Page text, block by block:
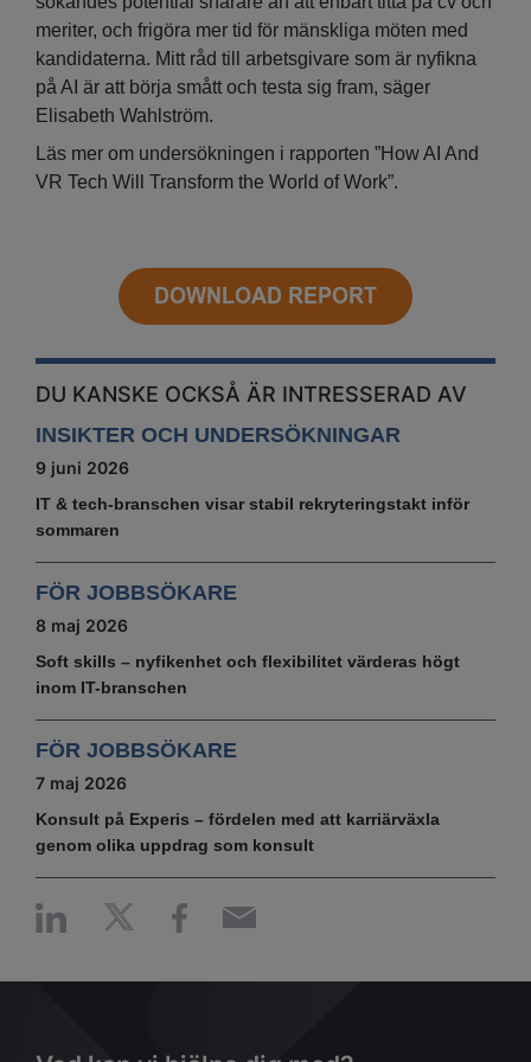
meriter, och frigöra mer tid för mänskliga möten med
kandidaterna. Mitt råd till arbetsgivare som är nyfikna
på AI är att börja smått och testa sig fram, säger
Elisabeth Wahlström.
Läs mer om undersökningen i rapporten ”How AI And
VR Tech Will Transform the World of Work”.
DU KANSKE OCKSÅ ÄR INTRESSERAD AV
INSIKTER OCH UNDERSÖKNINGAR
9 juni 2026
IT & tech‑branschen visar stabil rekryteringstakt inför
sommaren
FÖR JOBBSÖKARE
8 maj 2026
Soft skills – nyfikenhet och flexibilitet värderas högt
inom IT-branschen
FÖR JOBBSÖKARE
7 maj 2026
Konsult på Experis – fördelen med att karriärväxla
genom olika uppdrag som konsult